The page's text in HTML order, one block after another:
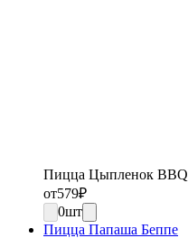
Пицца Цыпленок BBQ
от579₽
0шт
Пицца Папаша Беппе